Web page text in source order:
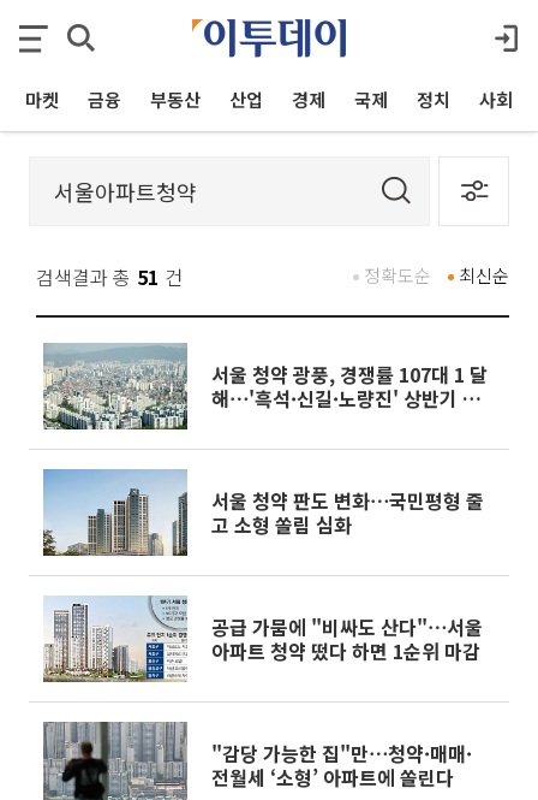
마켓 금융 부동산 산업 경제 국제 정치 사회
검색결과 총 51 건 최신순
정확도순
서울 청약 광풍, 경쟁률 107대 1 달
해⋯'흑석·신길·노량진' 상반기 분
서울 청약 판도 변화⋯국민평형 줄
고 소형 쏠림 심화
공급 가뭄에 "비싸도 산다"⋯서울
아파트 청약 떴다 하면 1순위 마감
"감당 가능한 집"만⋯청약·매매·
전월세 ‘소형’ 아파트에 쏠린다